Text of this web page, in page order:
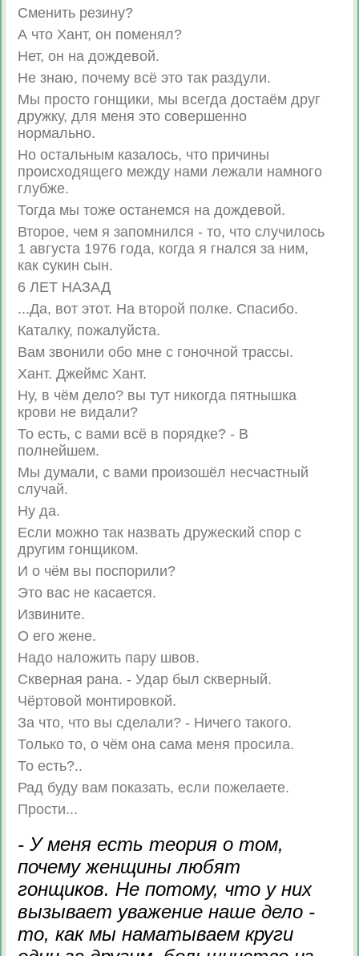
Сменить резину?
А что Хант, он поменял?
Нет, он на дождевой.
Не знаю, почему всё это так раздули.
Мы просто гонщики, мы всегда достаём друг
дружку, для меня это совершенно
нормально.
Но остальным казалось, что причины
происходящего между нами лежали намного
глубже.
Тогда мы тоже останемся на дождевой.
Второе, чем я запомнился - то, что случилось
1 августа 1976 года, когда я гнался за ним,
как сукин сын.
6 ЛЕТ НАЗАД
...Да, вот этот. На второй полке. Спасибо.
Каталку, пожалуйста.
Вам звонили обо мне с гоночной трассы.
Хант. Джеймс Хант.
Ну, в чём дело? вы тут никогда пятнышка
крови не видали?
То есть, с вами всё в порядке? - В
полнейшем.
Мы думали, с вами произошёл несчастный
случай.
Ну да.
Если можно так назвать дружеский спор с
другим гонщиком.
И о чём вы поспорили?
Это вас не касается.
Извините.
О его жене.
Надо наложить пару швов.
Скверная рана. - Удар был скверный.
Чёртовой монтировкой.
За что, что вы сделали? - Ничего такого.
Только то, о чём она сама меня просила.
То есть?..
Рад буду вам показать, если пожелаете.
Прости...
- У меня есть теория о том,
почему женщины любят
гонщиков. Не потому, что у них
вызывает уважение наше дело -
то, как мы наматываем круги